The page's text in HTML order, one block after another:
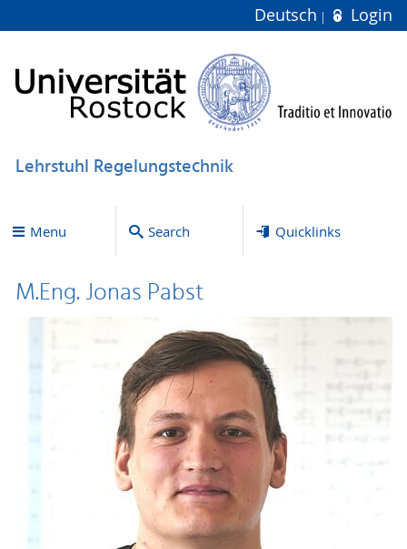
Deutsch Login
Lehrstuhl Regelungstechnik
Menu Search Quicklinks
M.Eng. Jonas Pabst